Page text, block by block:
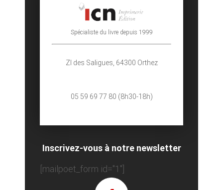
Spécialiste du livre depuis 1999
ZI des Saligues, 64300 Orthez
05 59 69 77 80 (8h30-18h)
Inscrivez-vous à notre newsletter
[mailpoet_form id="1"]